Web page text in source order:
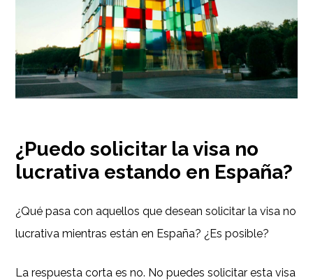
¿Puedo solicitar la visa no
lucrativa estando en España?
¿Qué pasa con aquellos que desean solicitar la visa no
lucrativa mientras están en España? ¿Es posible?
La respuesta corta es no. No puedes solicitar esta visa